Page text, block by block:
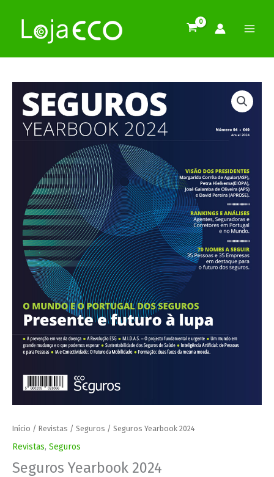
Início / Revistas / Seguros / Seguros Yearbook 2024
Revistas, Seguros
Seguros Yearbook 2024
Seguros
Yearbook